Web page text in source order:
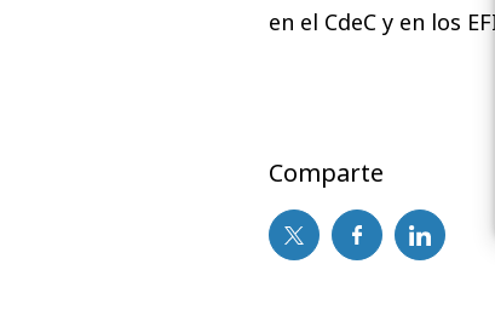
en el CdeC y en los EFI.
Comparte